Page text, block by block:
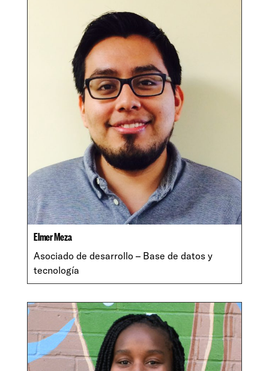
Elmer Meza
Asociado de desarrollo – Base de datos y
tecnología